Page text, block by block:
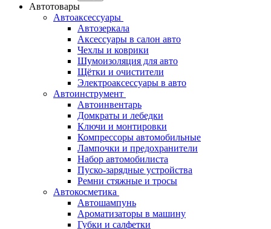
Автотовары
Автоаксессуары
Автозеркала
Аксессуары в салон авто
Чехлы и коврики
Шумоизоляция для авто
Щётки и очистители
Электроаксессуары в авто
Автоинструмент
Автоинвентарь
Домкраты и лебедки
Ключи и монтировки
Компрессоры автомобильные
Лампочки и предохранители
Набор автомобилиста
Пуско-зарядные устройства
Ремни стяжные и тросы
Автокосметика
Автошампунь
Ароматизаторы в машину
Губки и салфетки